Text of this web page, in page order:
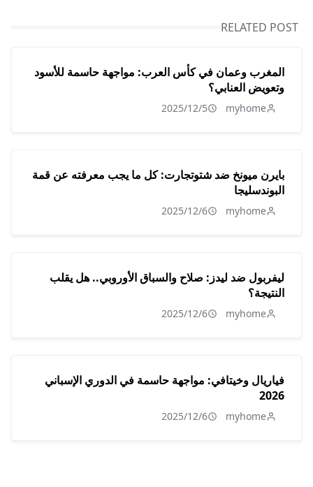
RELATED POST
المغرب وعمان في كأس العرب: مواجهة حاسمة للأسود
وتعويض العنابي؟
myhome
2025/12/5
بايرن ميونخ ضد شتوتجارت: كل ما يجب معرفته عن قمة
البوندسليجا
myhome
2025/12/6
ليفربول ضد ليدز: صلاح والسباق الأوروبي.. هل يقلب
النتيجة؟
myhome
2025/12/6
فياريال وخيتافي: مواجهة حاسمة في الدوري الإسباني
2026
myhome
2025/12/6